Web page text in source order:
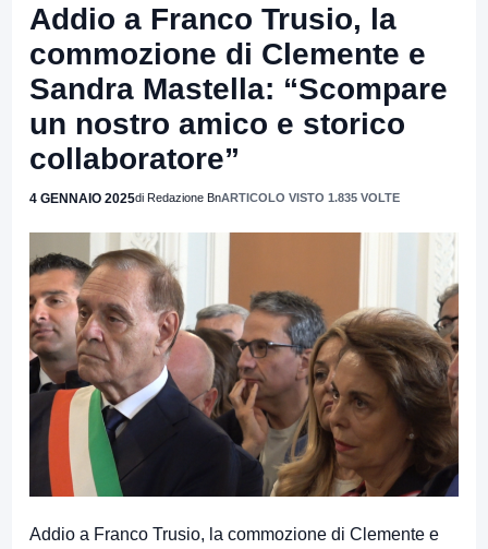
Addio a Franco Trusio, la
commozione di Clemente e
Sandra Mastella: “Scompare
un nostro amico e storico
collaboratore”
4 GENNAIO 2025di Redazione BnARTICOLO VISTO 1.835 VOLTE
Addio a Franco Trusio, la commozione di Clemente e